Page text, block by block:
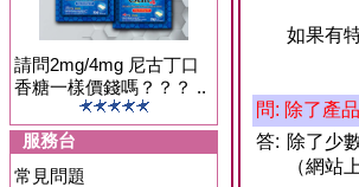
請問2mg/4mg 尼古丁口
香糖一樣價錢嗎？？？ ..
服務台
常見問題
如果有
問: 除了產
答: 除了少
（網站